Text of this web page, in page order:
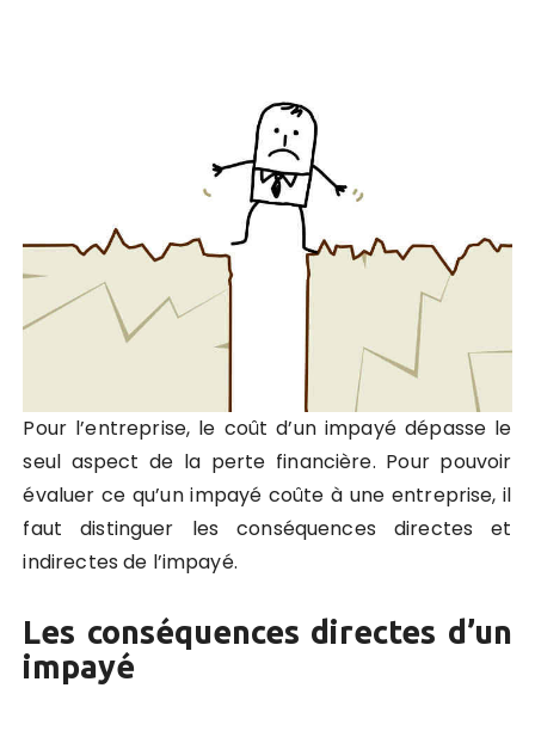
Pour l’entreprise, le coût d’un impayé dépasse le
seul aspect de la perte financière. Pour pouvoir
évaluer ce qu’un impayé coûte à une entreprise, il
faut distinguer les conséquences directes et
indirectes de l’impayé.
Les conséquences directes d’un
impayé